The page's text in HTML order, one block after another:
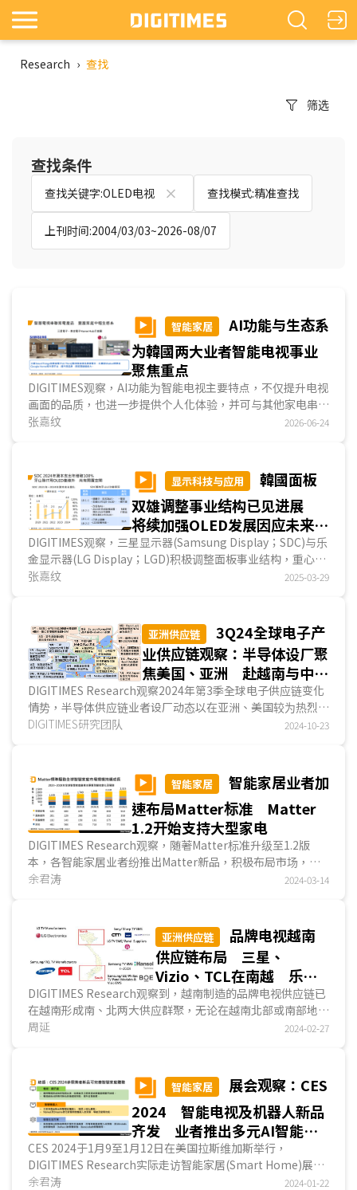
Research › 查找
筛选
查找条件
查找关键字:OLED电视 查找模式:精准查找
上刊时间:2004/03/03~2026-08/07
智能家居
AI功能与生态系
为韓國两大业者智能电视事业
聚焦重点
DIGITIMES观察，AI功能为智能电视主要特点，不仅提升电视
画面的品质，也进一步提供个人化体验，并可与其他家电串联
成为智能家居一环。就韓國两大电视业者三星电子(Samsung
供针对运动赛事的观看模式与个人化体验的服务，如提升互动
性的查找功能与跨模型AI查找功能，在在凸显智能电视不只是
传递内容的设备，更是集结娱乐、信息与AI互动的平臺。...
张嘉纹 2026-06-24
显示科技与应用
韓國面板
双雄调整事业结构已见进展
将续加强OLED发展因应未来动
能
DIGITIMES观察，三星显示器(Samsung Display；SDC)与乐
金显示器(LG Display；LGD)积极调整面板事业结构，重心皆
已转向OLED。就2024年而言，SDC中大尺吋营益...
张嘉纹 2025-03-29
亚洲供应链
3Q24全球电子产
业供应链观察：半导体设厂聚
焦美国、亚洲 赴越南与中国
投资分以电子零组件与面板业
为主 手机、服務器EMS聚
DIGITIMES Research观察2024年第3季全球电子供应链变化
情势，半导体供应链业者设厂动态以在亚洲、美国较为热烈；
电子零组件供应链业者动态则集中于东南亚，在这个...
DIGITIMES研究团队 2024-10-23
智能家居
智能家居业者加
速布局Matter标准 Matter
1.2开始支持大型家电
DIGITIMES Research观察，随著Matter标准升级至1.2版
本，各智能家居业者纷推出Matter新品，积极布局市场，展
示Matter标准在智能家居应用的逐步深入，也意味著将触...
余君涛 2024-03-14
亚洲供应链
品牌电视越南
供应链布局 三星、
Vizio、TCL在南越 乐
金、Sony、夏普在北越
DIGITIMES Research观察到，越南制造的品牌电视供应链已
在越南形成南、北两大供应群聚，无论在越南北部或南部地
区，最早且产量最大的业者均为韩系业者，南部是三星...
周延 2024-02-27
智能家居
展会观察：CES
2024 智能电视及机器人新品
齐发 业者推出多元AI智能生
活方案
CES 2024于1月9至1月12日在美国拉斯维加斯举行，
DIGITIMES Research实际走访智能家居(Smart Home)展
区，各智能家居业者以提升居家体验为展出主轴，并以透明电
余君涛 2024-01-22